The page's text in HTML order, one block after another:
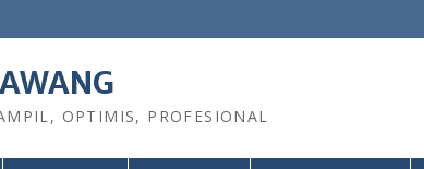
OPTIMIS, PROFESIONAL